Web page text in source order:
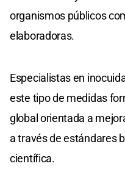
organismos públicos
elaboradoras.
Especialistas en
este tipo de medidas
global orientada a
a través de estándares
científica.